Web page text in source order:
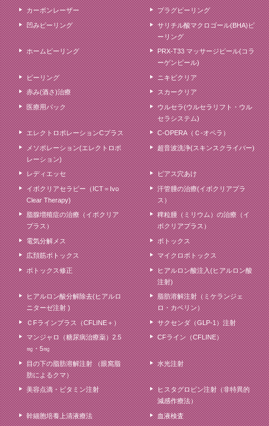
カーボンレーザー プラグピーリング
凹みピーリング
サリチル酸マクロゴール(BHA)ピ
ーリング
ホームピーリング
PRX-T33 マッサージピール(コラ
ーゲンピール)
ピーリング ニキビクリア
赤み(酒さ)治療 スカークリア
医療用パック
ウルセラ(ウルセラリフト・ウル
セラシステム)
エレクトロポレーションCプラス C-OPERA（Ｃ-オペラ）
メソポレーション(エレクトロポ
レーション)
超音波洗浄(スキンスクライバー)
レディエッセ ピアス穴あけ
イボクリアセラピー（ICT＝Ivo
Clear Therapy)
汗管腫の治療(イボクリアプラ
ス）
脂腺増殖症の治療（イボクリア
プラス）
稗粒腫（ミリウム）の治療（イ
ボクリアプラス）
電気分解メス ボトックス
広頚筋ボトックス マイクロボトックス
ボトックス修正
ヒアルロン酸注入(ヒアルロン酸
注射)
ヒアルロン酸分解除去(ヒアルロ
ニターゼ注射 )
脂肪溶解注射（ミケランジェ
ロ・カベリン）
ＣFラインプラス（CFLINE＋） サクセンダ（GLP-1）注射
マンジャロ（糖尿病治療薬）2.5
㎎・5㎎
CFライン（CFLINE）
目の下の脂肪溶解注射 （眼窩脂
肪によるクマ）
水光注射
美容点滴・ビタミン注射
ヒスタグロビン注射（非特異的
減感作療法）
幹細胞培養上清液療法 血液検査